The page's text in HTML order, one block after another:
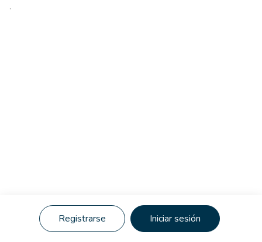
.
Registrarse Iniciar sesión